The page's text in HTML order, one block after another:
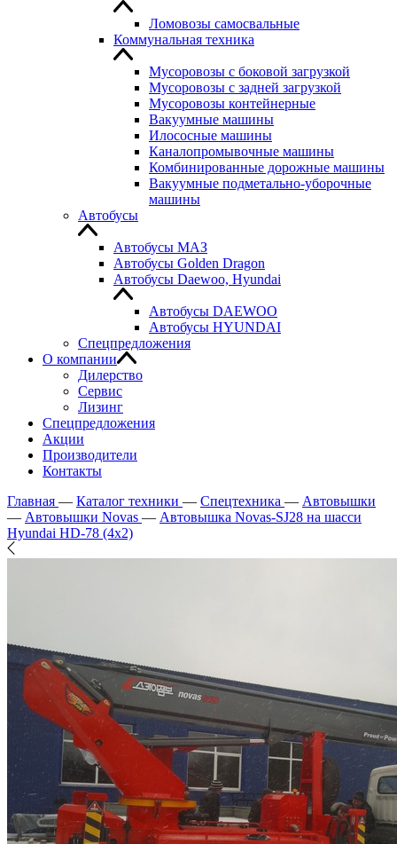
Ломовозы самосвальные
Коммунальная техника
Мусоровозы с боковой загрузкой
Мусоровозы с задней загрузкой
Мусоровозы контейнерные
Вакуумные машины
Илососные машины
Каналопромывочные машины
Комбинированные дорожные машины
Вакуумные подметально-уборочные
машины
Автобусы
Автобусы МАЗ
Автобусы Golden Dragon
Автобусы Daewoo, Hyundai
Автобусы DAEWOO
Автобусы HYUNDAI
Спецпредложения
О компании
Дилерство
Сервис
Лизинг
Спецпредложения
Акции
Производители
Контакты
Главная — Каталог техники — Спецтехника — Автовышки
— Автовышки Novas — Автовышка Novas-SJ28 на шасси
Hyundai HD-78 (4х2)